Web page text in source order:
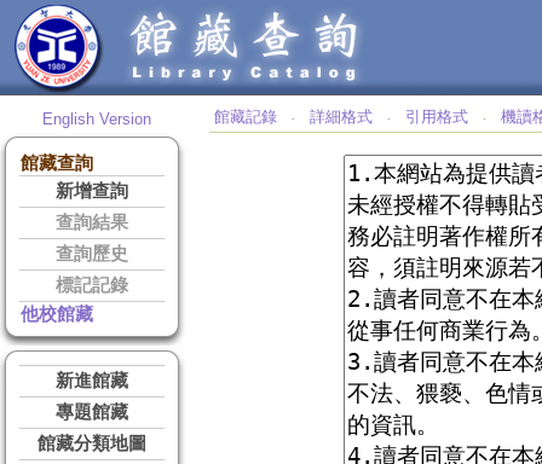
English Version
館藏查詢
新增查詢
查詢結果
查詢歷史
標記記錄
他校館藏
新進館藏
專題館藏
館藏分類地圖
館藏記錄 ‧ 詳細格式 ‧ 引用格式 ‧ 機讀